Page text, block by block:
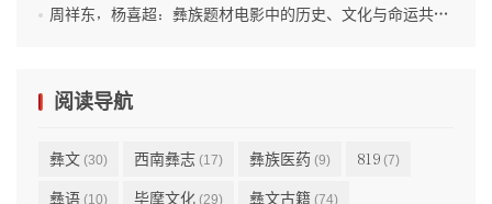
周祥东，杨喜超：彝族题材电影中的历史、文化与命运共同体书写
阅读导航
彝文 (30) 西南彝志 (17) 彝族医药 (9) 819 (7)
彝语 (10) 毕摩文化 (29) 彝文古籍 (74)